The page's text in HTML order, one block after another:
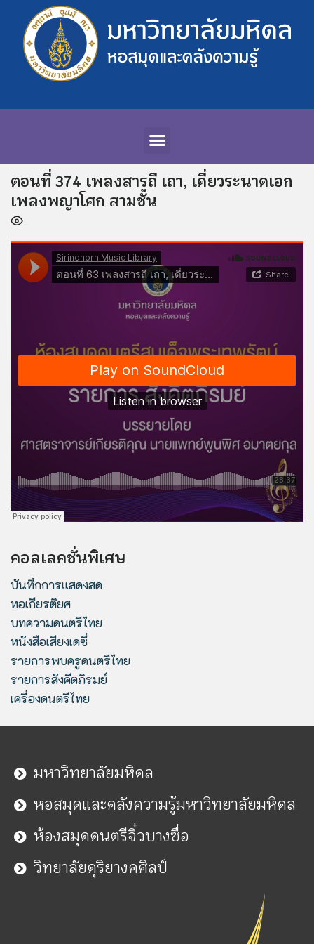
ตอนที่ 374 เพลงสารถี เถา, เดี่ยวระนาดเอก
เพลงพญาโศก สามชั้น
คอลเลคชั่นพิเศษ
บันทึกการแสดงสด
หอเกียรติยศ
บทความดนตรีไทย
หนังสือเสียงเดซี่
รายการพบครูดนตรีไทย
รายการสังคีตภิรมย์
เครื่องดนตรีไทย
มหาวิทยาลัยมหิดล
หอสมุดและคลังความรู้มหาวิทยาลัยมหิดล
ห้องสมุดดนตรีจิ๋วบางซื่อ
วิทยาลัยดุริยางคศิลป์